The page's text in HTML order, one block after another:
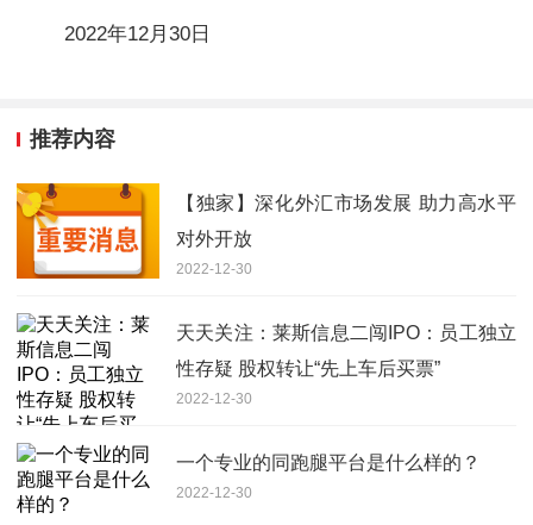
2022年12月30日
推荐内容
【独家】深化外汇市场发展 助力高水平
对外开放
2022-12-30
天天关注：莱斯信息二闯IPO：员工独立
性存疑 股权转让“先上车后买票”
2022-12-30
一个专业的同跑腿平台是什么样的？
2022-12-30